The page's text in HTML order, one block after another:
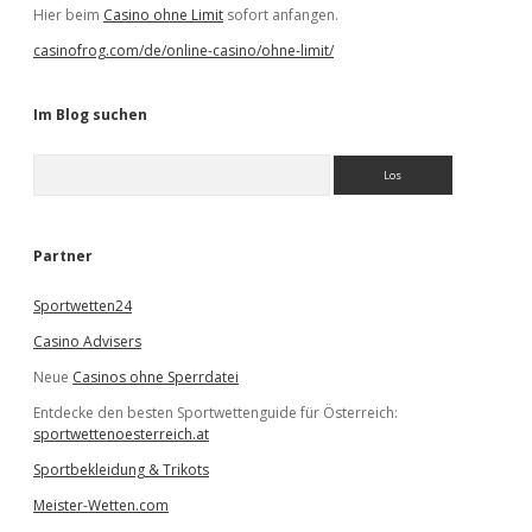
Hier beim Casino ohne Limit sofort anfangen.
casinofrog.com/de/online-casino/ohne-limit/
Im Blog suchen
e
Partner
Sportwetten24
Casino Advisers
Neue Casinos ohne Sperrdatei
Entdecke den besten Sportwettenguide für Österreich:
sportwettenoesterreich.at
Sportbekleidung & Trikots
Meister-Wetten.com